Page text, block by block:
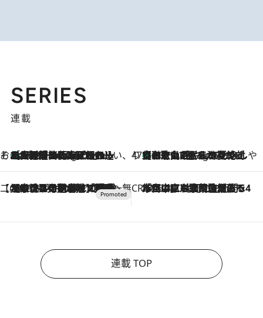
SERIES
連載
そおだよおこの関西おいしい、おやつ紀行
10 Hours Ago
［大阪府箕面市］一皿一皿目の前で仕上げられる、料理を巧みに組み込んだアシェットデセールコース「ミチル アシェット デセール（Michiru assiette dessert）」 47都道府県の手みやげ ひんやりスイーツで夏を満喫
10 Hours Ago
【和歌山県】この夏絶対食べたい 冷やしておいしいおやつ3選 みかんがごろっと丸ごと入ったジュレ
【CREA×星野リゾート】唯一無二。癒しと発見が待つ場所へ
2026.8.7
【トンボの足水浴】ヒノキの香りに包まれて涼感マックス！約13℃の湧水かけ流しを避暑地「星野温泉 トンボの湯」で体験 CREA'S CHOICE
2026.8.7
「立川にも歌舞伎があるんだよ」 片岡仁左衛門・市川中車ら豪華座組みで4年目の立川立飛歌舞伎へ
連載 TOP